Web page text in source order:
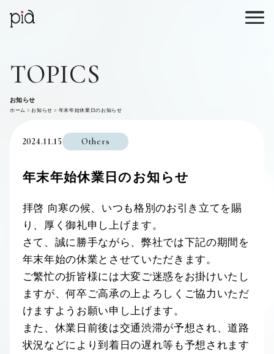
TOPICS
お知らせ
ホーム お知らせ 年末年始休業日のお知らせ
2024.11.15 Others
年末年始休業日のお知らせ
拝啓 向寒の候、いつも格別のお引き立てを賜
り、厚く御礼申し上げます。
さて、誠に勝手ながら、弊社では下記の期間を
年末年始の休業とさせていただきます。
ご繁忙の折皆様には大変ご迷惑をお掛けいたし
ますが、何卒ご高承の上よろしくご協力いただ
けますようお願い申し上げます。
また、休業日前後は交通渋滞が予想され、道路
状況などにより到着日の遅れ等も予想されます